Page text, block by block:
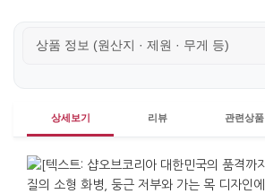
상품 정보 (원산지 · 제원 · 무게 등)
상세보기 리뷰 관련상품